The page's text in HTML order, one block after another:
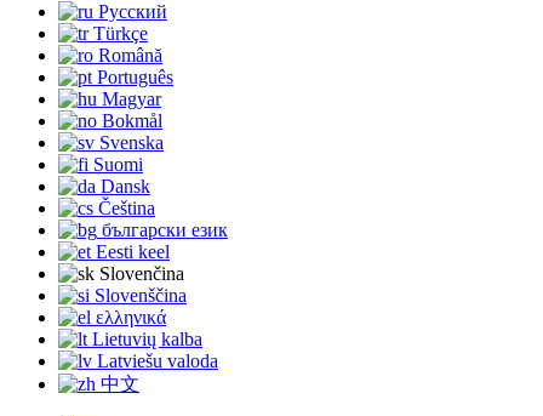
Русский
Türkçe
Română
Português
Magyar
Bokmål
Svenska
Suomi
Dansk
Čeština
български език
Eesti keel
Slovenčina
Slovenščina
ελληνικά
Lietuvių kalba
Latviešu valoda
中文